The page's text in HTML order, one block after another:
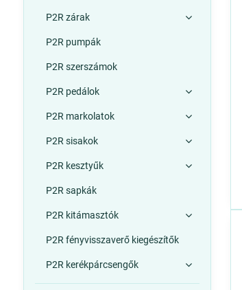
P2R zárak
P2R pumpák
P2R szerszámok
P2R pedálok
P2R markolatok
P2R sisakok
P2R kesztyűk
P2R sapkák
P2R kitámasztók
P2R fényvisszaverő kiegészítők
P2R kerékpárcsengők